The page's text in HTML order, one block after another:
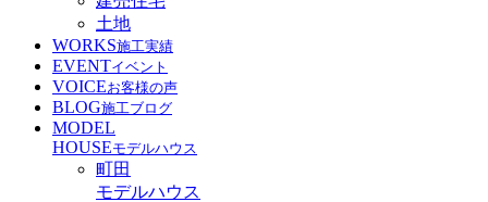
土地
WORKS施工実績
EVENTイベント
VOICEお客様の声
BLOG施工ブログ
MODEL
HOUSEモデルハウス
町田
モデルハウス